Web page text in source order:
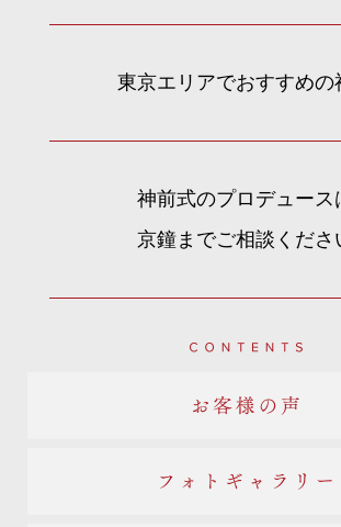
東京エリアでおすすめの
神前式のプロデュース
京鐘までご相談くださ
お客